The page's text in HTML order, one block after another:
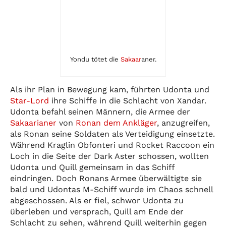
Yondu tötet die Sakaaraner.
Als ihr Plan in Bewegung kam, führten Udonta und
Star-Lord ihre Schiffe in die Schlacht von Xandar.
Udonta befahl seinen Männern, die Armee der
Sakaarianer von Ronan dem Ankläger, anzugreifen,
als Ronan seine Soldaten als Verteidigung einsetzte.
Während Kraglin Obfonteri und Rocket Raccoon ein
Loch in die Seite der Dark Aster schossen, wollten
Udonta und Quill gemeinsam in das Schiff
eindringen. Doch Ronans Armee überwältigte sie
bald und Udontas M-Schiff wurde im Chaos schnell
abgeschossen. Als er fiel, schwor Udonta zu
überleben und versprach, Quill am Ende der
Schlacht zu sehen, während Quill weiterhin gegen